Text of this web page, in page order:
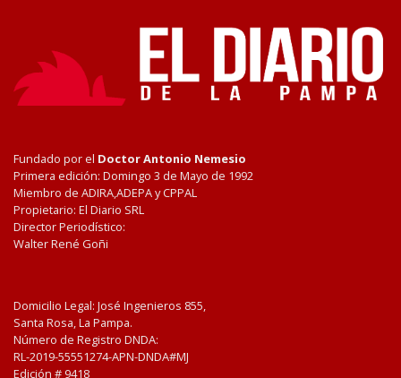
Fundado por el Doctor Antonio Nemesio
Primera edición: Domingo 3 de Mayo de 1992
Miembro de ADIRA,ADEPA y CPPAL
Propietario: El Diario SRL
Director Periodístico:
Walter René Goñi
Domicilio Legal: José Ingenieros 855,
Santa Rosa, La Pampa.
Número de Registro DNDA:
RL-2019-55551274-APN-DNDA#MJ
Edición # 9418